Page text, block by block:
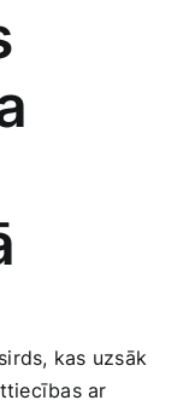
kas uzsāk
ar